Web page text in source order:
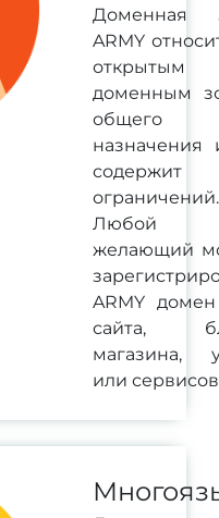
Доменная
ARMY
открытым
доменным
общего
назначения
содержит
ограничений.
Любой
желающий
ARMY
сайта,
магазина,
или